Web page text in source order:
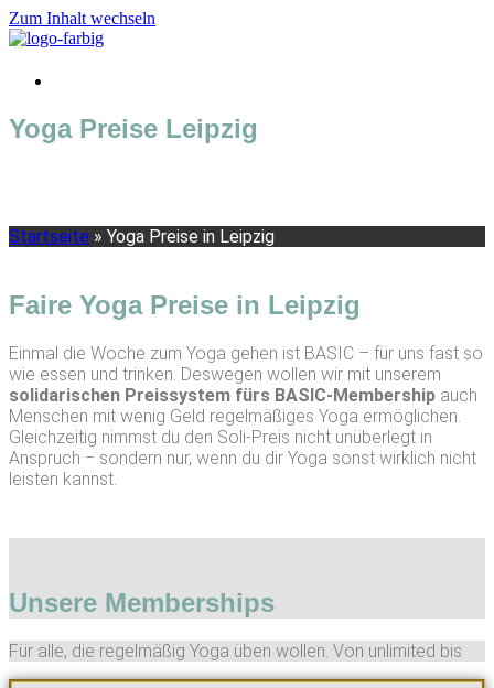
Zum Inhalt wechseln
Yoga Preise Leipzig
Startseite » Yoga Preise in Leipzig
Faire Yoga Preise in Leipzig
Einmal die Woche zum Yoga gehen ist BASIC – für uns fast so
wie essen und trinken. Deswegen wollen wir mit unserem
solidarischen Preissystem fürs BASIC-Membership auch
Menschen mit wenig Geld regelmäßiges Yoga ermöglichen.
Gleichzeitig nimmst du den Soli-Preis nicht unüberlegt in
Anspruch ‒ sondern nur, wenn du dir Yoga sonst wirklich nicht
leisten kannst.
Unsere Memberships
Für alle, die regelmäßig Yoga üben wollen. Von unlimited bis